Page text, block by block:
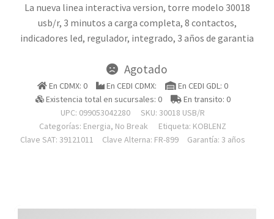
La nueva linea interactiva version, torre modelo 30018
usb/r, 3 minutos a carga completa, 8 contactos,
indicadores led, regulador, integrado, 3 años de garantia
Agotado
En CDMX: 0 En CEDI CDMX:
En CEDI GDL: 0
Existencia total en sucursales: 0
En transito: 0
UPC: 099053042280
SKU: 30018 USB/R
Categorías: Energia, No Break Etiqueta: KOBLENZ
Clave SAT: 39121011
Clave Alterna: FR-899 Garantía: 3 años